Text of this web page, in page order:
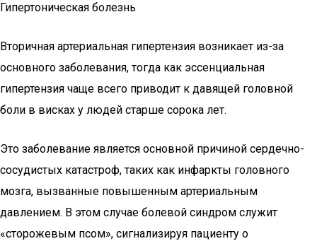
Гипертоническая болезнь
Вторичная артериальная гипертензия возникает из-за
основного заболевания, тогда как эссенциальная
гипертензия чаще всего приводит к давящей головной
боли в висках у людей старше сорока лет.
Это заболевание является основной причиной сердечно-
сосудистых катастроф, таких как инфаркты головного
мозга, вызванные повышенным артериальным
давлением. В этом случае болевой синдром служит
«сторожевым псом», сигнализируя пациенту о